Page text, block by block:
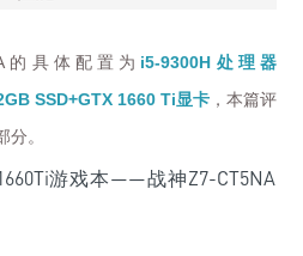
的具体配置为 i5-9300H 处理器
SSD+GTX 1660 Ti显卡 ，本篇评
。